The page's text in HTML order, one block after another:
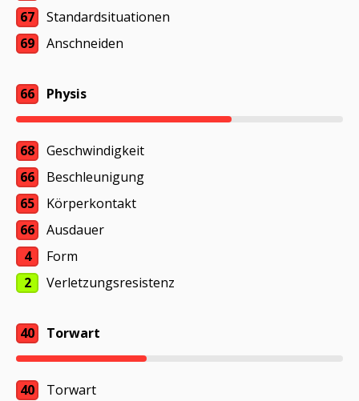
67
Standardsituationen
69
Anschneiden
66 Physis
68
Geschwindigkeit
66
Beschleunigung
65
Körperkontakt
66
Ausdauer
4
Form
2
Verletzungsresistenz
40 Torwart
40 Torwart